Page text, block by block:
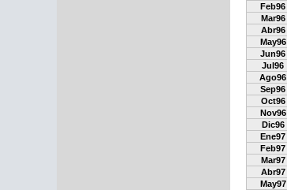
Feb96
Mar96
Abr96
May96
Jun96
Jul96
Ago96
Sep96
Oct96
Nov96
Dic96
Ene97
Feb97
Mar97
Abr97
May97